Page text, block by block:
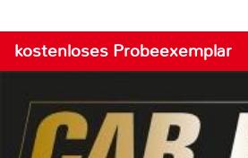
kostenloses Probeexemplar